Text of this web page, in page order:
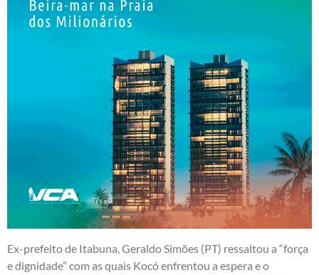
Ex-prefeito de Itabuna, Geraldo Simões (PT) ressaltou a “força
e dignidade” com as quais Kocó enfrentou a espera e o